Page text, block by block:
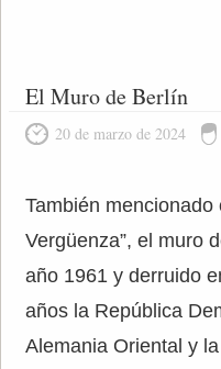
El Muro de Berlín
20 de marzo de 2024
También mencionado
Vergüenza”, el muro
año 1961 y derruido
años la República
Alemania Oriental y